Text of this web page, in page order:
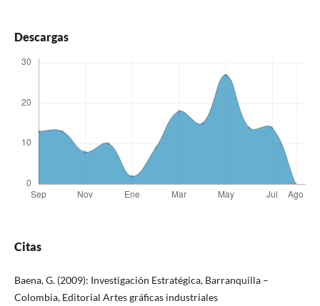
Descargas
Citas
Baena, G. (2009): Investigación Estratégica, Barranquilla –
Colombia, Editorial Artes gráficas industriales